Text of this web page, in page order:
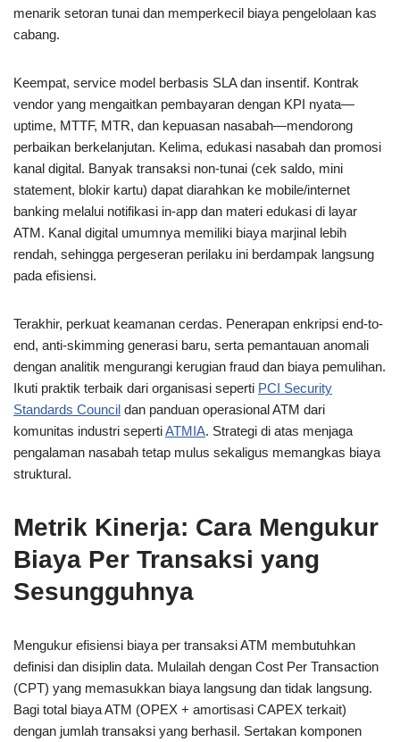
menarik setoran tunai dan memperkecil biaya pengelolaan kas
cabang.
Keempat, service model berbasis SLA dan insentif. Kontrak
vendor yang mengaitkan pembayaran dengan KPI nyata—
uptime, MTTF, MTR, dan kepuasan nasabah—mendorong
perbaikan berkelanjutan. Kelima, edukasi nasabah dan promosi
kanal digital. Banyak transaksi non-tunai (cek saldo, mini
statement, blokir kartu) dapat diarahkan ke mobile/internet
banking melalui notifikasi in-app dan materi edukasi di layar
ATM. Kanal digital umumnya memiliki biaya marjinal lebih
rendah, sehingga pergeseran perilaku ini berdampak langsung
pada efisiensi.
Terakhir, perkuat keamanan cerdas. Penerapan enkripsi end-to-
end, anti-skimming generasi baru, serta pemantauan anomali
dengan analitik mengurangi kerugian fraud dan biaya pemulihan.
Ikuti praktik terbaik dari organisasi seperti PCI Security
Standards Council dan panduan operasional ATM dari
komunitas industri sepertiATMIA. Strategi di atas menjaga
pengalaman nasabah tetap mulus sekaligus memangkas biaya
struktural.
Metrik Kinerja: Cara Mengukur
Biaya Per Transaksi yang
Sesungguhnya
Mengukur efisiensi biaya per transaksi ATM membutuhkan
definisi dan disiplin data. Mulailah dengan Cost Per Transaction
(CPT) yang memasukkan biaya langsung dan tidak langsung.
Bagi total biaya ATM (OPEX + amortisasi CAPEX terkait)
dengan jumlah transaksi yang berhasil. Sertakan komponen